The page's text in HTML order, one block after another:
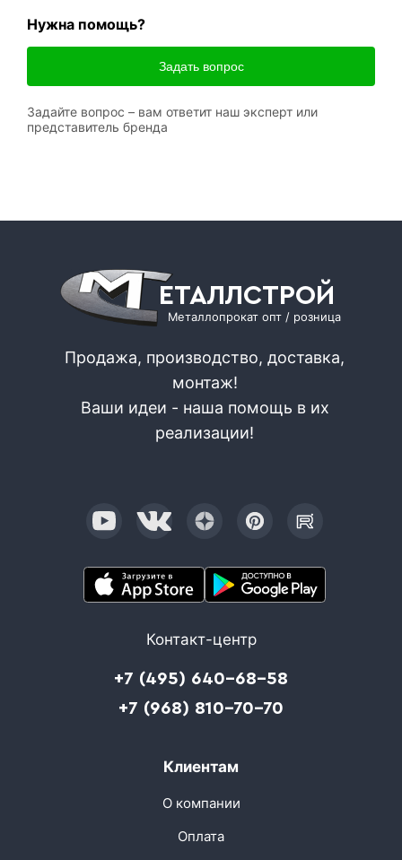
Нужна помощь?
Задать вопрос
Задайте вопрос – вам ответит наш эксперт или
представитель бренда
ЕТАЛЛСТРОЙ
Металлопрокат опт / розница
Продажа, производство, доставка,
монтаж!
Ваши идеи - наша помощь в их
реализации!
Контакт-центр
+7 (495) 640-68-58
+7 (968) 810-70-70
Клиентам
О компании
Оплата